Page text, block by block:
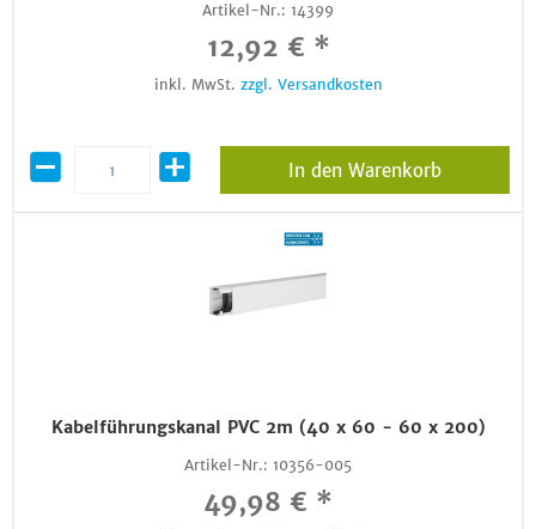
Artikel-Nr.: 14399
12,92 € *
inkl. MwSt. zzgl. Versandkosten
In den Warenkorb
Kabelführungskanal PVC 2m (40 x 60 - 60 x 200)
Artikel-Nr.: 10356-005
49,98 € *